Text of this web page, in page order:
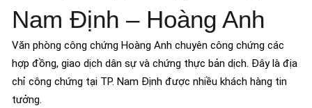
Nam Định – Hoàng Anh
Văn phòng công chứng Hoàng Anh chuyên công chứng các
hợp đồng, giao dịch dân sự và chứng thực bản dịch. Đây là địa
chỉ công chứng tại TP. Nam Định được nhiều khách hàng tin
tưởng.